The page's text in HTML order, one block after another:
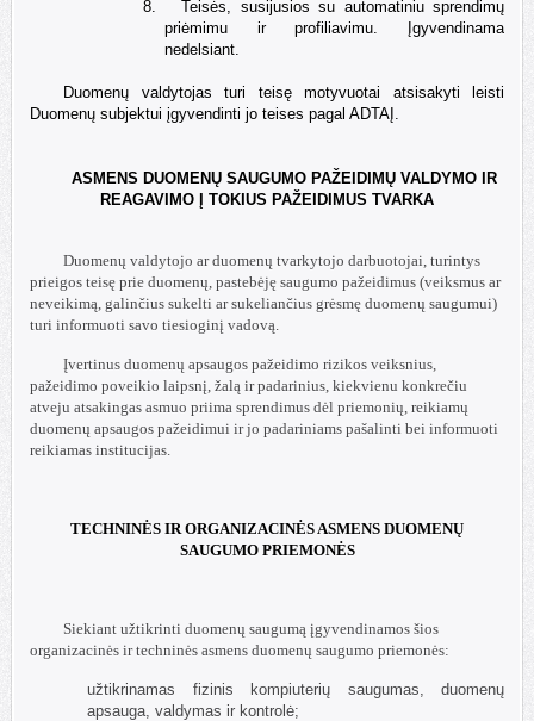
8.
Teisės, susijusios su automatiniu sprendimų
priėmimu ir profiliavimu. Įgyvendinama
nedelsiant.
Duomenų valdytojas turi teisę motyvuotai atsisakyti leisti
Duomenų subjektui įgyvendinti jo teises pagal ADTAĮ.
ASMENS DUOMENŲ SAUGUMO PAŽEIDIMŲ VALDYMO IR
REAGAVIMO Į TOKIUS PAŽEIDIMUS TVARKA
Duomenų valdytojo ar duomenų tvarkytojo darbuotojai, turintys
prieigos teisę prie duomenų, pastebėję saugumo pažeidimus (veiksmus ar
neveikimą, galinčius sukelti ar sukeliančius grėsmę duomenų saugumui)
turi informuoti savo tiesioginį vadovą.
Įvertinus duomenų apsaugos pažeidimo rizikos veiksnius,
pažeidimo poveikio laipsnį, žalą ir padarinius, kiekvienu konkrečiu
atveju atsakingas asmuo priima sprendimus dėl priemonių, reikiamų
duomenų apsaugos pažeidimui ir jo padariniams pašalinti bei informuoti
reikiamas institucijas.
TECHNINĖS IR ORGANIZACINĖS ASMENS DUOMENŲ
SAUGUMO PRIEMONĖS
Siekiant užtikrinti duomenų saugumą įgyvendinamos šios
organizacinės ir techninės asmens duomenų saugumo priemonės:
užtikrinamas fizinis kompiuterių saugumas, duomenų
apsauga, valdymas ir kontrolė;